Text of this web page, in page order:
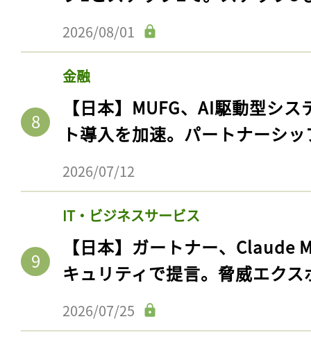
2026/08/01
金融
【日本】MUFG、AI駆動型シ
ト導入を加速。パートナーシ
2026/07/12
IT・ビジネスサービス
【日本】ガートナー、Claude
キュリティで提言。脅威エク
2026/07/25